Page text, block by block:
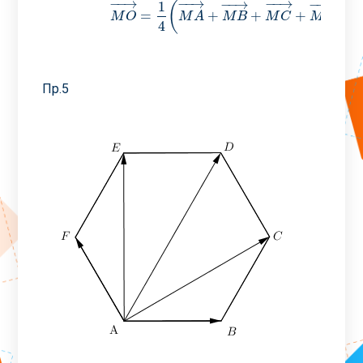
MO
−→
−
=
1
4 (MA
−→
−
+ MB
−→
−
+ MC
−→
−
+ M
−−
Пр.5